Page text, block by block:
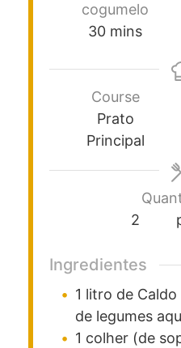
cogumelo
30 mins
Course
Prato
Principal
2
Ingredientes
1 litro de
de legumes
1 colher (de